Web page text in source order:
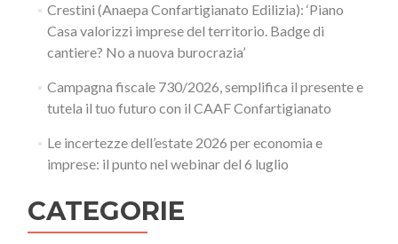
Crestini (Anaepa Confartigianato Edilizia): ‘Piano
Casa valorizzi imprese del territorio. Badge di
cantiere? No a nuova burocrazia’
Campagna fiscale 730/2026, semplifica il presente e
tutela il tuo futuro con il CAAF Confartigianato
Le incertezze dell’estate 2026 per economia e
imprese: il punto nel webinar del 6 luglio
CATEGORIE